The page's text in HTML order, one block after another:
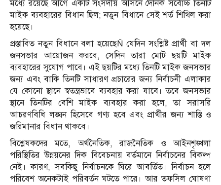
মধ্যে রয়েছে আগে একটি সংসদীয় আসনে দৈনিক সর্বোচ্চ তিনটি
মাইক ব্যবহারের বিধান ছিল; নতুন বিধানে সেই শর্ত শিথিল করা
হয়েছে।
প্রস্তাবিত নতুন বিধানে বলা হয়েছেÑ যেদিন সংশ্লিষ্ট প্রার্থী বা দল
জনসভার আয়োজন করবে, সেদিন তারা মোট ছয়টি মাইক
ব্যবহারের সুযোগ পাবে। এই ছয়টির মধ্যে তিনটি মাইক জনসভার
জন্য এবং বাকি তিনটি সাধারণ প্রচারের জন্য নির্বাচনী এলাকার
যে কোনো স্থানে স্বতন্ত্রভাবে ব্যবহার করা যাবে। তবে জনসভার
স্থানে তিনটির বেশি মাইক ব্যবহার করা হলে, তা সরাসরি
আচরণবিধি লঙ্ঘন হিসেবে গণ্য হবে এবং প্রার্থীর জন্য শাস্তি ও
জরিমানার বিধান থাকবে।
বিশ্লেষকদের মতে, অর্থনৈতিক, রাজনৈতিক ও আইনশৃঙ্খলা
পরিস্থিতির উন্নয়নের দিক বিবেচনায় বর্তমানে নির্বাচনের বিকল্প
নেই। কারণ, সবকিছু নির্বাচনকে ঘিরে আবর্তিত। নির্বাচন হলে
পরিবেশ অনেকটাই পরিবর্তন ঘটতে পারে। আর তফসিল ঘোষণা